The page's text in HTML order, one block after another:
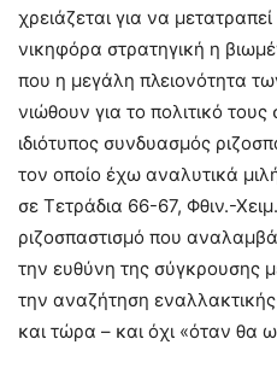
χρειάζεται για να
νικηφόρα στρατηγική η
που η μεγάλη πλειονότητα
νιώθουν για το πολιτικό
ιδιότυπος συνδυασμός
τον οποίο έχω αναλυτικά
σε Τετράδια 66-67, Φθιν.-
ριζοσπαστισμό που
την ευθύνη της σύγκρουσης
την αναζήτηση
και τώρα – και όχι «όταν θα